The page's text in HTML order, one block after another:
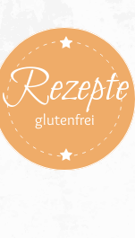
Rezepte
glutenfrei